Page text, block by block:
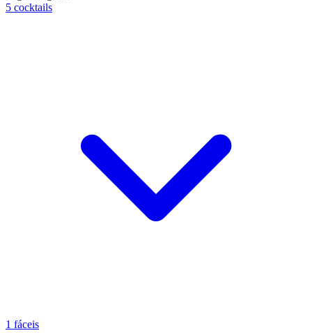
5 cocktails
1 fáceis